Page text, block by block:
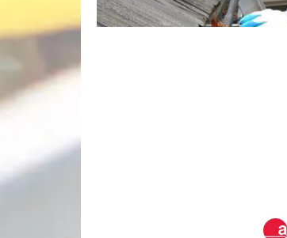
Notre savoir-faire en
Nous disposons d’une équipe de
Rassurez-vous, nos équipes ont